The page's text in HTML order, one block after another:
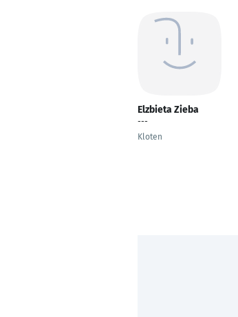
Elzbieta Zieba
---
Kloten